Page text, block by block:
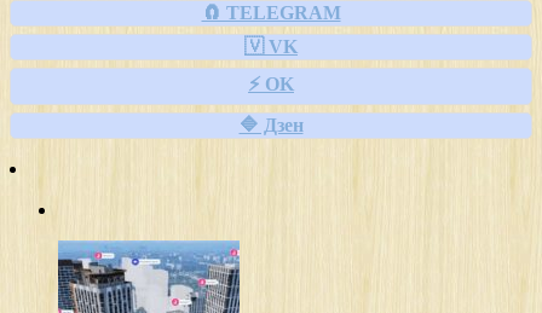
🧲 TELEGRAM
🇻 VK
⚡ OK
🔷 Дзен